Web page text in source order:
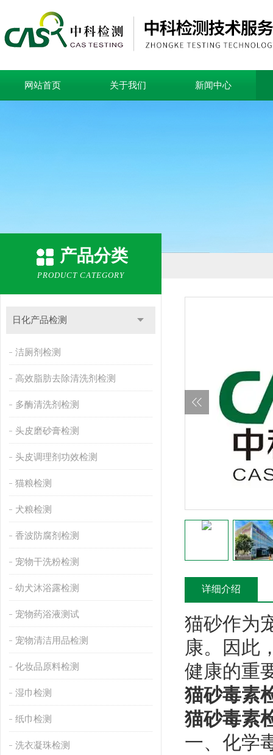
网站首页 关于我们 新闻中心
产品分类
PRODUCT CATEGORY
日化产品检测
洁厕剂检测
高效脂肪去除清洗剂检测
多酶清洗剂检测
头皮磨砂膏检测
头皮调理剂功效检测
猫粮检测
犬粮检测
香波防腐剂检测
宠物干洗粉检测
幼犬沐浴露检测
宠物药浴液测试
宠物清洁用品检测
化妆品原料检测
湿巾检测
纸巾检测
洗衣凝珠检测
详细介绍
猫砂作为
康。因此
健康的重
猫砂毒素
猫砂毒素
一、化学